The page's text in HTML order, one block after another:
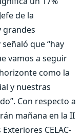
de la
grandes
que “hay
vamos a seguir
como la
y nuestras
Con respecto a
mañana en la II
CELAC-